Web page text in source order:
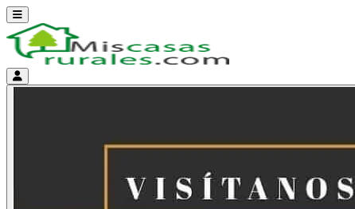
Abrir menú
Menú de cuenta